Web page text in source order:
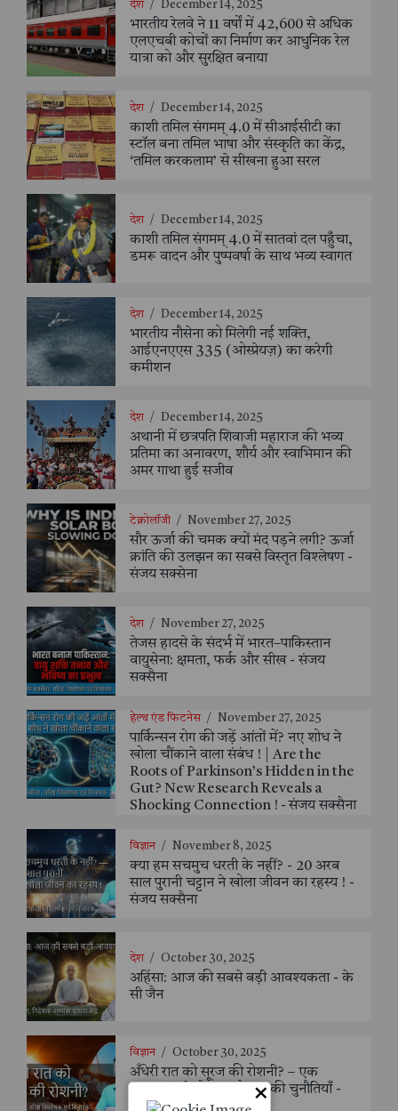
देश / December 14, 2025
भारतीय रेलवे ने 11 वर्षों में 42,600 से अधिक
एलएचबी कोचों का निर्माण कर आधुनिक रेल
यात्रा को और सुरक्षित बनाया
देश / December 14, 2025
काशी तमिल संगमम् 4.0 में सीआईसीटी का
स्टॉल बना तमिल भाषा और संस्कृति का केंद्र,
‘तमिल करकलाम’ से सीखना हुआ सरल
देश / December 14, 2025
काशी तमिल संगमम् 4.0 में सातवां दल पहुँचा,
डमरू वादन और पुष्पवर्षा के साथ भव्य स्वागत
देश / December 14, 2025
भारतीय नौसेना को मिलेगी नई शक्ति,
आईएनएएस 335 (ओस्प्रेयज़) का करेगी
कमीशन
देश / December 14, 2025
अथानी में छत्रपति शिवाजी महाराज की भव्य
प्रतिमा का अनावरण, शौर्य और स्वाभिमान की
अमर गाथा हुई सजीव
टेक्नोलॉजी / November 27, 2025
सौर ऊर्जा की चमक क्यों मंद पड़ने लगी? ऊर्जा
क्रांति की उलझन का सबसे विस्तृत विश्लेषण -
संजय सक्सेना
देश / November 27, 2025
तेजस हादसे के संदर्भ में भारत–पाकिस्तान
वायुसेना: क्षमता, फर्क और सीख - संजय
सक्सैना
हेल्थ एंड फिटनेस / November 27, 2025
पार्किन्सन रोग की जड़ें आंतों में? नए शोध ने
खोला चौंकाने वाला संबंध ! | Are the
Roots of Parkinson’s Hidden in the
Gut? New Research Reveals a
Shocking Connection ! - संजय सक्सैना
विज्ञान / November 8, 2025
क्या हम सचमुच धरती के नहीं? - 20 अरब
साल पुरानी चट्टान ने खोला जीवन का रहस्य ! -
संजय सक्सैना
देश / October 30, 2025
अहिंसा: आज की सबसे बड़ी आवश्यकता - के
सी जैन
विज्ञान / October 30, 2025
अँधेरी रात को सूरज की रोशनी? – एक
महत्वाकांक्षी योजना और उसकी चुनौतियाँ -
संजय सक्सैना
×